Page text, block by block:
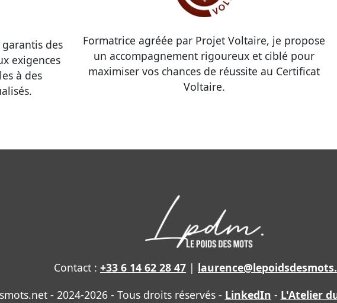
des
exigences
à des
Formatrice agréée par Projet Voltaire, je propose
un accompagnement rigoureux et ciblé pour
maximiser vos chances de réussite au Certificat
Voltaire.
Contact : +33 6 14 62 28 47 |
- 2024-2026 - Tous droits réservés - LinkedIn - L'Atelier